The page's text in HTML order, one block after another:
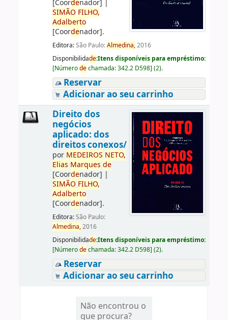
[Coordenador] |
SIMÃO FILHO,
Adalberto
[Coordenador].
Editora:São Paulo:Almedina,2016
Disponibilidade:Itens disponíveis para empréstimo:
[Númerodechamada:342.2 D598] (2).
Reservar
Adicionar ao seu carrinho
Direito dos
negócios
aplicado: dos
direitos conexos/
por MEDEIROS NETO,
Elias Marques de
[Coordenador] |
SIMÃO FILHO,
Adalberto
[Coordenador].
Editora:São Paulo:
Almedina,2016
Disponibilidade:Itens disponíveis para empréstimo:
[Númerodechamada:342.2 D598] (2).
Reservar
Adicionar ao seu carrinho
Não encontrou o
que procura?